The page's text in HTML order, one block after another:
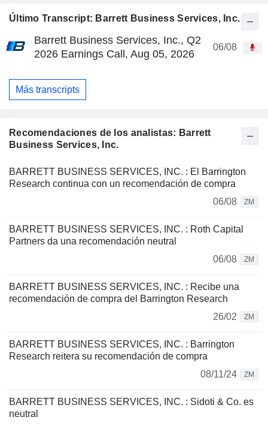
Último Transcript: Barrett Business Services, Inc.
Barrett Business Services, Inc., Q2
2026 Earnings Call, Aug 05, 2026
06/08
Más transcripts
Recomendaciones de los analistas: Barrett
Business Services, Inc.
BARRETT BUSINESS SERVICES, INC. : El Barrington
Research continua con un recomendación de compra
06/08
ZM
BARRETT BUSINESS SERVICES, INC. : Roth Capital
Partners da una recomendación neutral
06/08
ZM
BARRETT BUSINESS SERVICES, INC. : Recibe una
recomendación de compra del Barrington Research
26/02
ZM
BARRETT BUSINESS SERVICES, INC. : Barrington
Research reitera su recomendación de compra
08/11/24
ZM
BARRETT BUSINESS SERVICES, INC. : Sidoti & Co. es
neutral